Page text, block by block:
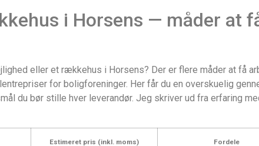
i Horsens — måder at
eller et rækkehus i Horsens? Der er flere måder at få
for boligforeninger. Her får du en overskuelig
du bør stille hver leverandør. Jeg skriver ud fra erfaring
Estimeret pris (inkl. moms) Fordele